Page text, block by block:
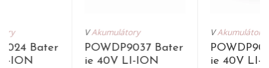
Bater
ION
VAkumulátory
POWDP9037 Bater
ie 40V LI-ION
VAkumulátory
ie 40V LI-